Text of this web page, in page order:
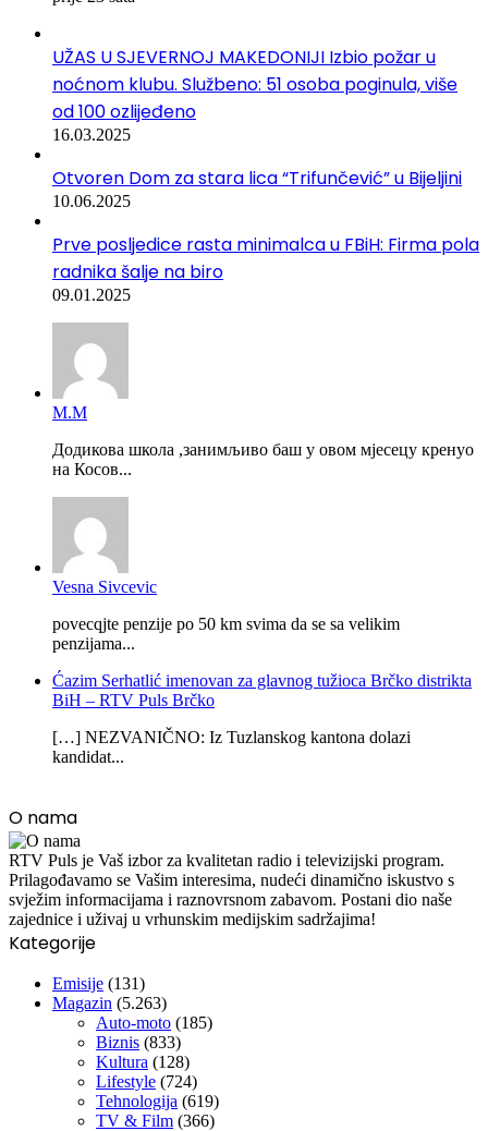
UŽAS U SJEVERNOJ MAKEDONIJI Izbio požar u
noćnom klubu. Službeno: 51 osoba poginula, više
od 100 ozlijeđeno
16.03.2025
Otvoren Dom za stara lica “Trifunčević” u Bijeljini
10.06.2025
Prve posljedice rasta minimalca u FBiH: Firma pola
radnika šalje na biro
09.01.2025
М.М
Додикова школа ,занимљиво баш у овом мјесецу кренуо
на Косов...
Vesna Sivcevic
povecqjte penzije po 50 km svima da se sa velikim
penzijama...
Ćazim Serhatlić imenovan za glavnog tužioca Brčko distrikta
BiH – RTV Puls Brčko
[…] NEZVANIČNO: Iz Tuzlanskog kantona dolazi
kandidat...
O nama
RTV Puls je Vaš izbor za kvalitetan radio i televizijski program.
Prilagođavamo se Vašim interesima, nudeći dinamično iskustvo s
svježim informacijama i raznovrsnom zabavom. Postani dio naše
zajednice i uživaj u vrhunskim medijskim sadržajima!
Kategorije
Emisije (131)
Magazin (5.263)
Auto-moto (185)
Biznis (833)
Kultura (128)
Lifestyle (724)
Tehnologija (619)
TV & Film (366)